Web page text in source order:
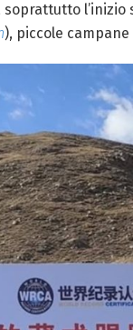
), piccole